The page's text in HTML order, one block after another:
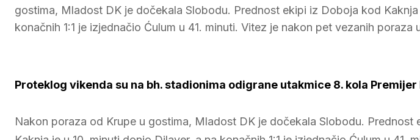
gostima, Mladost DK je dočekala Slobodu. Prednost ekipi iz Doboja kod Kaknja
konačnih 1:1 je izjednačio Ćulum u 41. minuti. Vitez je nakon pet vezanih
Proteklog vikenda su na bh. stadionima odigrane utakmice 8. kola Premijer
Nakon poraza od Krupe u gostima, Mladost DK je dočekala Slobodu. Prednost